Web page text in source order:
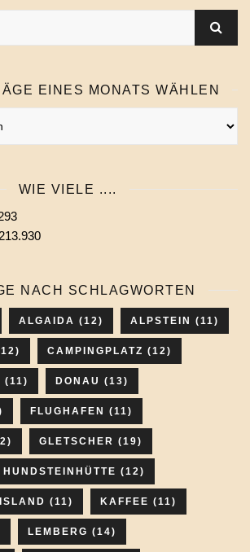
EINES MONATS WÄHLEN
WIE VIELE ....
213.930
NACH SCHLAGWORTEN
ALGAIDA (12) ALPSTEIN (11)
CAMPINGPLATZ (12)
(11) DONAU (13)
FLUGHAFEN (11)
GLETSCHER (19)
HUNDSTEINHÜTTE (12)
ISLAND (11) KAFFEE (11)
LEMBERG (14)